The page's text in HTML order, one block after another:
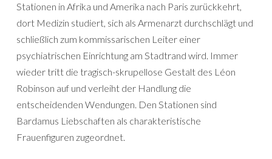
Stationen in Afrika und Amerika nach Paris zurückkehrt,
dort Medizin studiert, sich als Armenarzt durchschlägt und
schließlich zum kommissarischen Leiter einer
psychiatrischen Einrichtung am Stadtrand wird. Immer
wieder tritt die tragisch-skrupellose Gestalt des Léon
Robinson auf und verleiht der Handlung die
entscheidenden Wendungen. Den Stationen sind
Bardamus Liebschaften als charakteristische
Frauenfiguren zugeordnet.